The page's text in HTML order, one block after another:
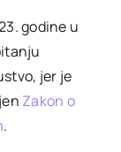
godine u
jer je
Zakon o
.